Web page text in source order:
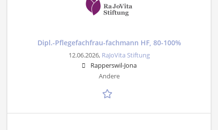
Dipl.-Pflegefachfrau-fachmann HF, 80-100%
12.06.2026, RaJoVita Stiftung
Rapperswil-Jona
Andere